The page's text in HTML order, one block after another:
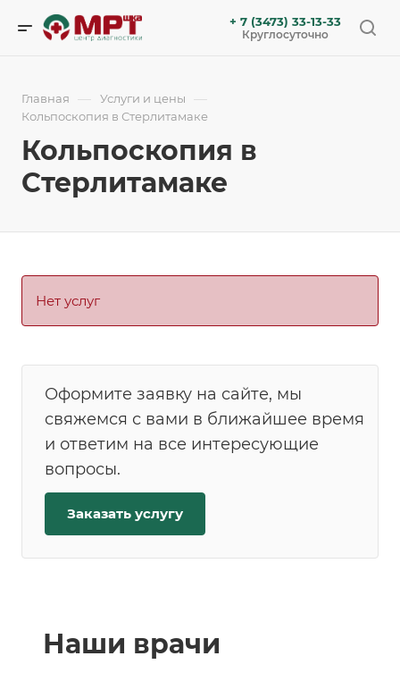
+ 7 (3473) 33-13-33
Круглосуточно
Главная — Услуги и цены —
Кольпоскопия в Стерлитамаке
Кольпоскопия в
Стерлитамаке
Нет услуг
Оформите заявку на сайте, мы
свяжемся с вами в ближайшее время
и ответим на все интересующие
вопросы.
Заказать услугу
Наши врачи